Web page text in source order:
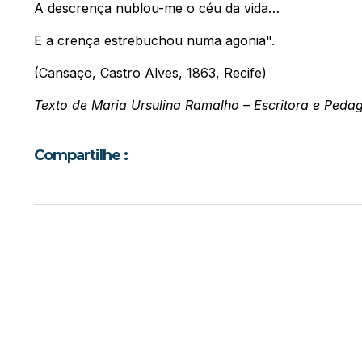
A descrença nublou-me o céu da vida…
E a crença estrebuchou numa agonia".
(Cansaço, Castro Alves, 1863, Recife)
Texto de Maria Ursulina Ramalho – Escritora e
Compartilhe :